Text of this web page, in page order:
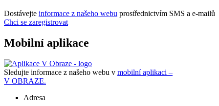
Dostávejte informace z našeho webu prostřednictvím SMS a e-mailů
Chci se zaregistrovat
Mobilní aplikace
Sledujte informace z našeho webu v mobilní aplikaci –
V OBRAZE.
Adresa